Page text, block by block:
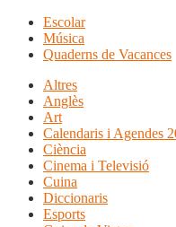
Escolar
Música
Quaderns de Vacances
Altres
Anglès
Art
Calendaris i Agendes
Ciència
Cinema i Televisió
Cuina
Diccionaris
Esports